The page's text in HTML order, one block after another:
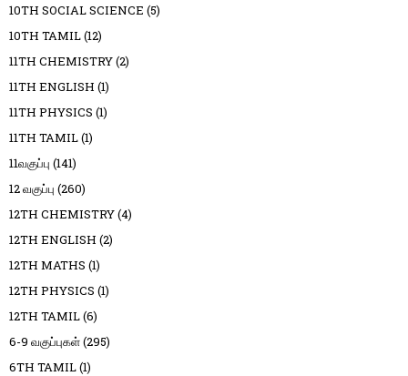
10TH SOCIAL SCIENCE (5)
10TH TAMIL(12)
11TH CHEMISTRY(2)
11TH ENGLISH (1)
11TH PHYSICS (1)
11TH TAMIL(1)
11வகுப்பு (141)
12 வகுப்பு (260)
12TH CHEMISTRY(4)
12TH ENGLISH (2)
12TH MATHS (1)
12TH PHYSICS (1)
12TH TAMIL(6)
6-9 வகுப்புகள்(295)
6TH TAMIL(1)